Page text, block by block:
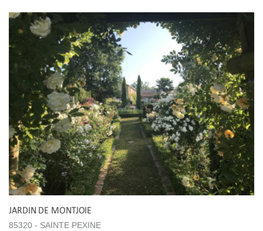
JARDIN DE MONTJOIE
85320 - SAINTE PEXINE